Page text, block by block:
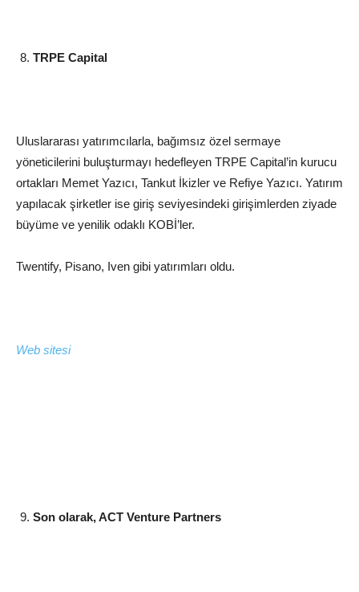
TRPE Capital
Uluslararası yatırımcılarla, bağımsız özel sermaye
yöneticilerini buluşturmayı hedefleyen TRPE Capital’in kurucu
ortakları Memet Yazıcı, Tankut İkizler ve Refiye Yazıcı. Yatırım
yapılacak şirketler ise giriş seviyesindeki girişimlerden ziyade
büyüme ve yenilik odaklı KOBİ’ler.
Twentify, Pisano, Iven gibi yatırımları oldu.
Web sitesi
Son olarak, ACT Venture Partners